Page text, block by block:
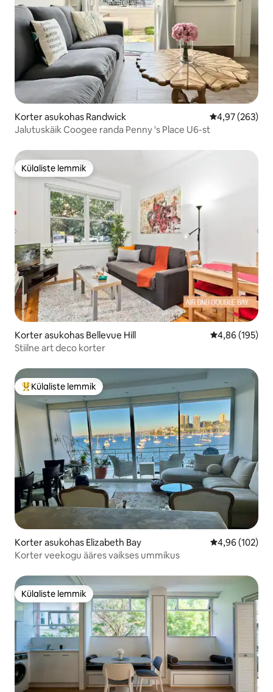
Korter asukohas Randwick Keskmine
4,97 (263)
Jalutuskäik Coogee randa Penny 's Place U6-st
Külaliste lemmik
Külaliste lemmik
Korter asukohas Bellevue Hill Keskmine
4,86 (195)
Stiilne art deco korter
Külaliste suur lemmik
Külaliste lemmik
Korter asukohas Elizabeth Bay Keskmine
4,96 (102)
Korter veekogu ääres vaikses ummikus
Külaliste lemmik
Külaliste lemmik